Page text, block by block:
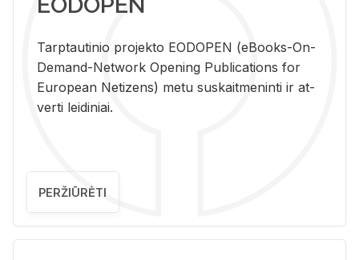
Tarp­tau­ti­nio pro­jek­to EO­DO­PEN (eBo­oks-On-
De­mand-Ne­twork Ope­ning Pub­li­ca­tions for
Eu­ro­pe­an Ne­ti­zens) metu su­skait­me­nin­ti ir at­
ver­ti lei­di­niai.
PERŽIŪRĖTI